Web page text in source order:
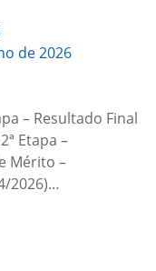
de 2026
– Resultado Final
Etapa –
Mérito –
2026)…